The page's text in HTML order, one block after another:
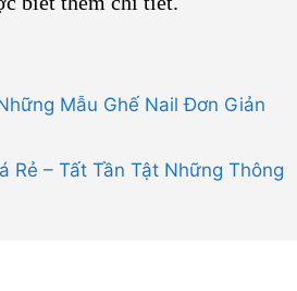
Mẫu Ghế Nail Đơn Giản
Rẻ – Tất Tần Tật Những Thông